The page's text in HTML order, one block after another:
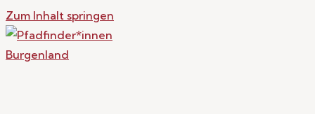
Zum Inhalt springen